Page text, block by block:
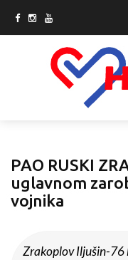
PAO RUSKI
uglavnom
vojnika
Zrakoplov Iljušin-76